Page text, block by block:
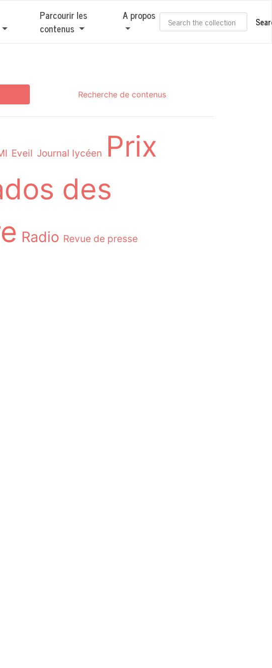
Parcourir les
contenus
A propos
Recherche de contenus
Eveil Journal lycéen Prix
des
Radio Revue de presse